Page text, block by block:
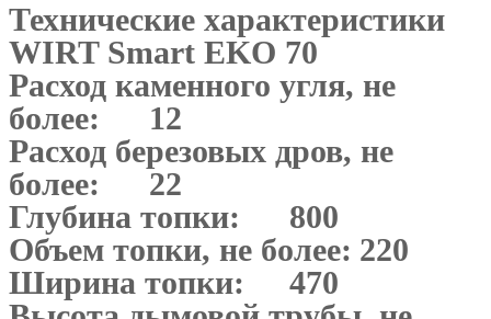
Технические характеристики
WIRT Smart EKO 70
Расход каменного угля, не
более:
12
Расход березовых дров, не
более:
22
Глубина топки:
800
Объем топки, не более: 220
Ширина топки:
470